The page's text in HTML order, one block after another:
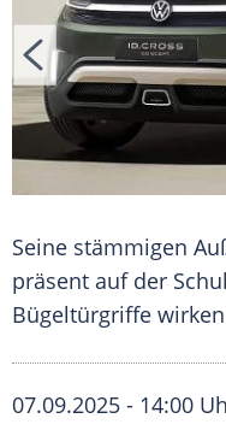
Seine stämmigen
präsent auf der
Bügeltürgriffe
07.09.2025 - 14:00